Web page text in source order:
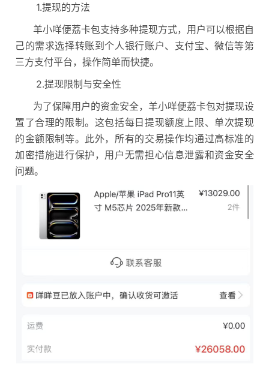
1.提现的方法
羊小咩便荔卡包支持多种提现方式，用户可以根据自
己的需求选择转账到个人银行账户、支付宝、微信等第
三方支付平台，操作简单而快捷。
2.提现限制与安全性
为了保障用户的资金安全，羊小咩便荔卡包对提现设
置了合理的限制。这包括每日提现额度上限、单次提现
的金额限制等。此外，所有的交易操作均通过高标准的
加密措施进行保护，用户无需担心信息泄露和资金安全
问题。